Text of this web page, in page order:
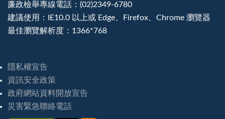
廉政檢舉專線電話：(02)2349-6780
建議使用：IE10.0 以上或 Edge、Firefox、Chrome 瀏覽器
最佳瀏覽解析度：1366*768
隱私權宣告
資訊安全政策
政府網站資料開放宣告
災害緊急聯絡電話